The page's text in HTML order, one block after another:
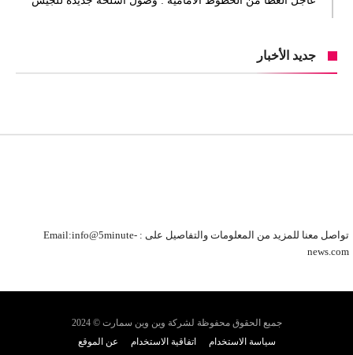
جديد الأخبار
تواصل معنا للمزيد من المعلومات والتفاصيل على : Email:info@5minute-
news.com
جميع الحقوق محفوظة لشركة وين وين سمارت © 2024
سياسة الاستخدام
اتفاقية الاستخدام عن الموقع